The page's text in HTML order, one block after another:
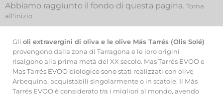
Abbiamo raggiunto il fondo di questa pagina. Torna
all'inizio
Gli oli extravergini di oliva e le olive Más Tarrés (Olis Solé)
provengono dalla zona di Tarragona e le loro origini
risalgono alla prima metà del XX secolo. Mas Tarrés EVOO e
Mas Tarrés EVOO biologico sono stati realizzati con olive
Arbequina, acquistabili singolarmente o in scatole. Il Más
Tarrés EVOO è considerato tra i migliori al mondo, avendo